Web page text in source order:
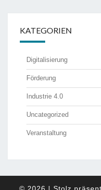
KATEGORIEN
Digitalisierung
Förderung
Industrie 4.0
Uncategorized
Veranstaltung
© 2026 | Stolz